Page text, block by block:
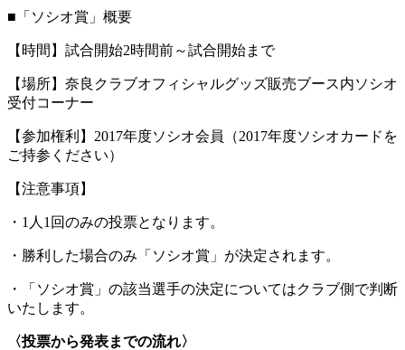
■「ソシオ賞」概要
【時間】試合開始2時間前～試合開始まで
【場所】奈良クラブオフィシャルグッズ販売ブース内ソシオ
受付コーナー
【参加権利】2017年度ソシオ会員（2017年度ソシオカードを
ご持参ください）
【注意事項】
・1人1回のみの投票となります。
・勝利した場合のみ「ソシオ賞」が決定されます。
・「ソシオ賞」の該当選手の決定についてはクラブ側で判断
いたします。
〈投票から発表までの流れ〉